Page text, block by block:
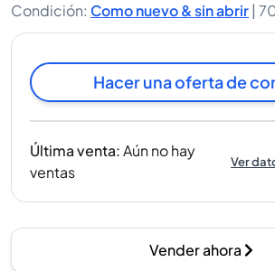
Condición: Como nuevo & sin abrir |
Hacer una oferta de
Última venta:Aún no hay
ventas
Ver
Vender ahora